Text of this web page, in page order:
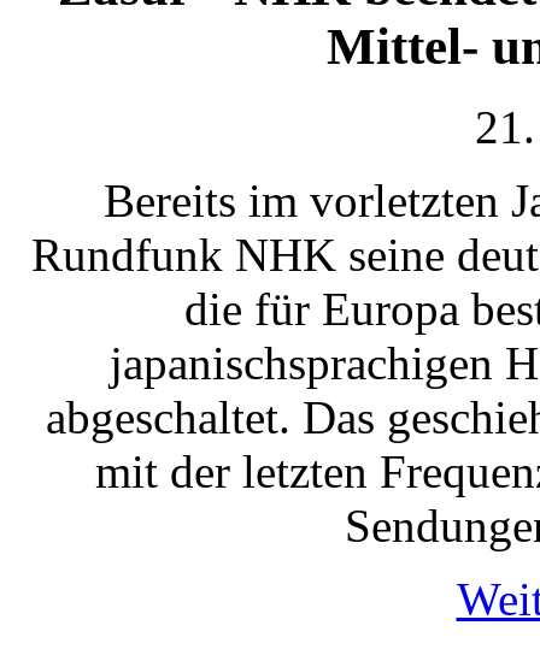
Mittel-
Bereits im vorletzten
Rundfunk NHK seine
die für Europa
japanischsprachigen
abgeschaltet. Das
mit der letzten